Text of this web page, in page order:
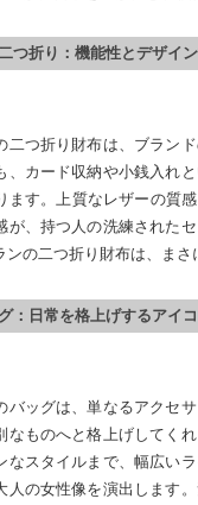
つ折り：機能性とデザイ
二つ折り財布は、ブラン
、カード収納や小銭入れ
ます。上質なレザーの質
が、持つ人の洗練された
ンの二つ折り財布は、ま
：日常を格上げするアイ
バッグは、単なるアクセ
なものへと格上げしてく
なスタイルまで、幅広い
人の女性像を演出します